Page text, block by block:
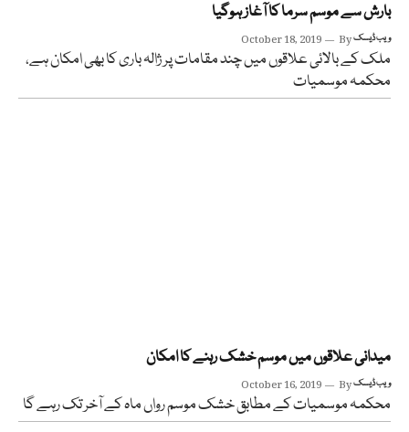
بارش سے موسم سرما کا آغاز ہوگیا
October 18, 2019 Byویب ڈیسک
ملک کے بالائی علاقوں میں چند مقامات پر ژالہ باری کا بھی امکان ہے،
محکمہ موسمیات
میدانی علاقوں میں موسم خشک رہنے کا امکان
October 16, 2019 Byویب ڈیسک
محکمہ موسمیات کے مطابق خشک موسم رواں ماہ کے آخر تک رہے گا